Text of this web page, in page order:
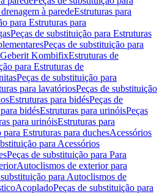
à paredeEstruturas para
para Estruturas para
Peças de substituição para Estruturas
Peças de substituição para
Geberit KombifixEstruturas de
para Estruturas de
Peças de substituição para
para lavatóriosPeças de substituição
Estruturas para bidésPeças de
bidésEstruturas para urinóisPeças
para urinóisEstruturas para
para Estruturas para duchesAcessórios
para Acessórios
Peças de substituição para Para
Autoclismos de exterior para
para Autoclismos de
AcopladoPeças de substituição para